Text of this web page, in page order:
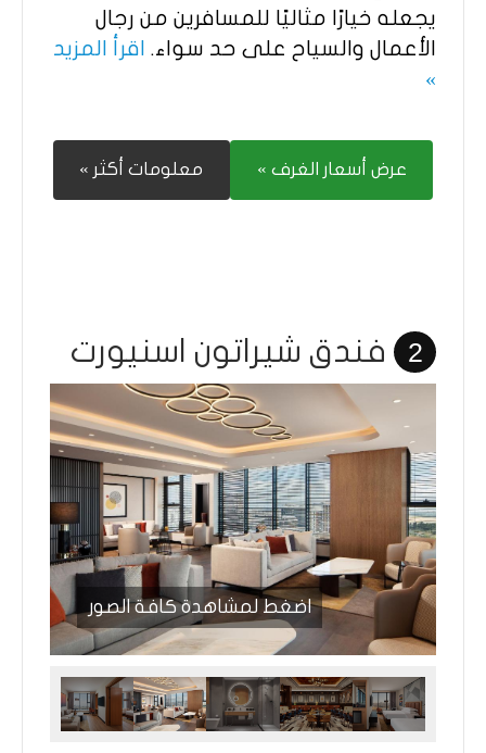
يجعله خيارًا مثاليًا للمسافرين من رجال
الأعمال والسياح على حد سواء. اقرأ المزيد
»
عرض أسعار الغرف » معلومات أكثر »
2 فندق شيراتون اسنيورت
اضغط لمشاهدة كافة الصور